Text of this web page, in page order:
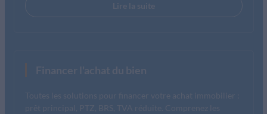
Lire la suite
Financer l'achat du bien
Toutes les solutions pour financer votre achat immobilier :
prêt principal, PTZ, BRS, TVA réduite. Comprenez les